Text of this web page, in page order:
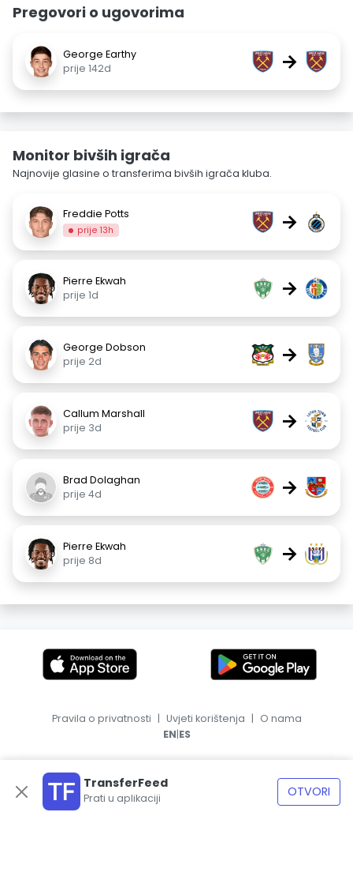
Pregovori o ugovorima
George Earthy
prije 142d
→
Monitor bivših igrača
Najnovije glasine o transferima bivših igrača kluba.
Freddie Potts
prije 13h →
Pierre Ekwah
prije 1d
→
George Dobson
prije 2d
→
Callum Marshall
prije 3d
→
Brad Dolaghan
prije 4d
→
Pierre Ekwah
prije 8d
→
TransferFeed
Prati u aplikaciji OTVORI
Pravila o privatnosti | Uvjeti korištenja | O nama
EN|ES